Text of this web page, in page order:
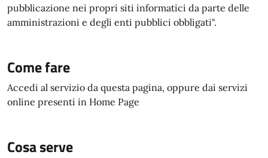
pubblicazione nei propri siti informatici da parte delle
amministrazioni e degli enti pubblici obbligati".
Come fare
Accedi al servizio da questa pagina, oppure dai servizi
online presenti in Home Page
Cosa serve